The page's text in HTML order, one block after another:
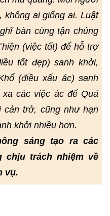
không ai giống ai. Luật
bàn cùng tận chúng
(việc tốt) để hỗ trợ
tốt đẹp) sanh khởi,
(điều xấu ác) sanh
các việc ác để Quả
cản trở, cũng như hạn
khởi nhiều hơn.
sáng tạo ra các
chịu trách nhiệm về
vụ.